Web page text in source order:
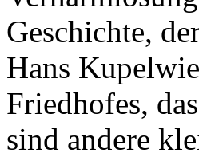
Geschichte,
Hans
Friedhofes,
sind andere